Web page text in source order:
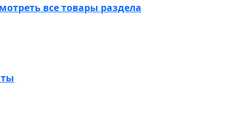
все товары раздела